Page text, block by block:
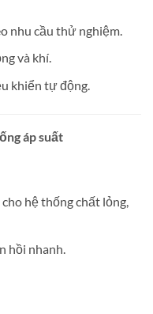
nhu cầu thử nghiệm.
và khí.
khiển tự động.
áp suất
hệ thống chất lỏng,
hồi nhanh.